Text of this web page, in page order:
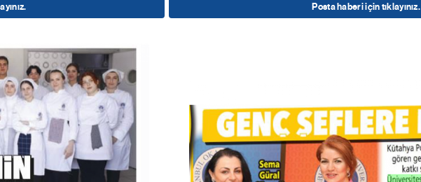
Posta haberi için tıklayınız.